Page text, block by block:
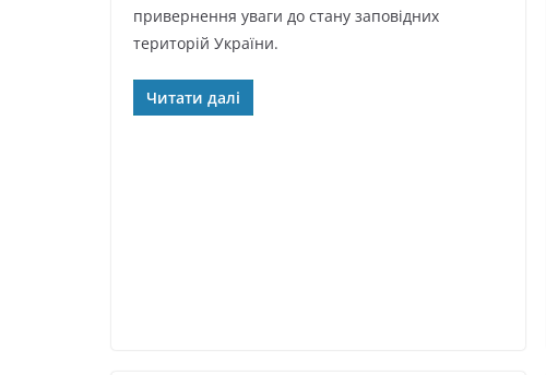
привернення уваги до стану заповідних
територій України.
Читати далі